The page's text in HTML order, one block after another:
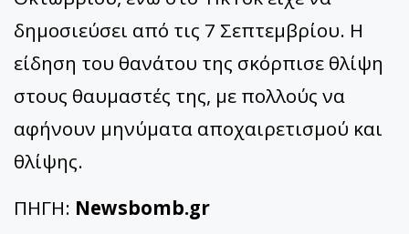
δημοσιεύσει από τις 7 Σεπτεμβρίου. Η
είδηση του θανάτου της σκόρπισε θλίψη
στους θαυμαστές της, με πολλούς να
αφήνουν μηνύματα αποχαιρετισμού και
θλίψης.
ΠΗΓΗ: Newsbomb.gr